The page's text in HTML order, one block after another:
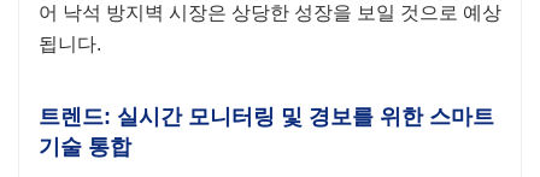
어 낙석 방지벽 시장은 상당한 성장을 보일 것으로 예상
됩니다.
트렌드: 실시간 모니터링 및 경보를 위한 스마트
기술 통합